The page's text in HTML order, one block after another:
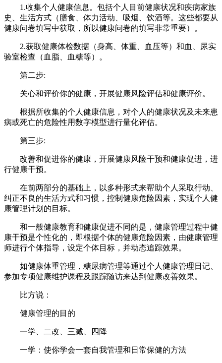
1.收集个人健康信息。包括个人目前健康状况和疾病家族
史、生活方式（膳食、体力活动、吸烟、饮酒等。这些都要从
健康问卷填写中获取，所以健康问卷的填写非常重要）。
2.获取健康体检数据（身高、体重、血压等）和血、尿实
验室检查（血脂、血糖等）。
第二步:
关心和评价你的健康，开展健康风险评估和健康评价。
根据所收集的个人健康信息，对个人的健康状况及未来患
病或死亡的危险性用数字模型进行量化评估。
第三步:
改善和促进你的健康，开展健康风险干预和健康促进，进
行健康干预。
在前两部分的基础上，以多种形式来帮助个人采取行动、
纠正不良的生活方式和习惯，控制健康危险因素，实现个人健
康管理计划的目标。
和一般健康教育和健康促进不同的是，健康管理过程中健
康干预是个性化的，即根据个体的健康危险因素，由健康管理
师进行个体指导，设定个体目标，并动态追踪效果。
如健康体重管理，糖尿病管理等通过个人健康管理日记、
参加专项健康维护课程及跟踪随访来达到健康改善效果。
比方说：
健康管理的目的
一学、二改、三减、四降
一学：使你学会一套自我管理和日常保健的方法